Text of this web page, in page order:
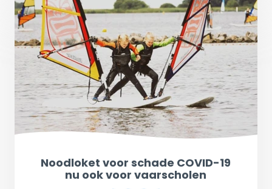
Noodloket voor schade COVID-19
nu ook voor vaarscholen